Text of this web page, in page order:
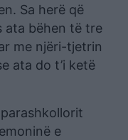
Sa herë që
ata bëhen të tre
me njëri-tjetrin
ata do t’i ketë
e